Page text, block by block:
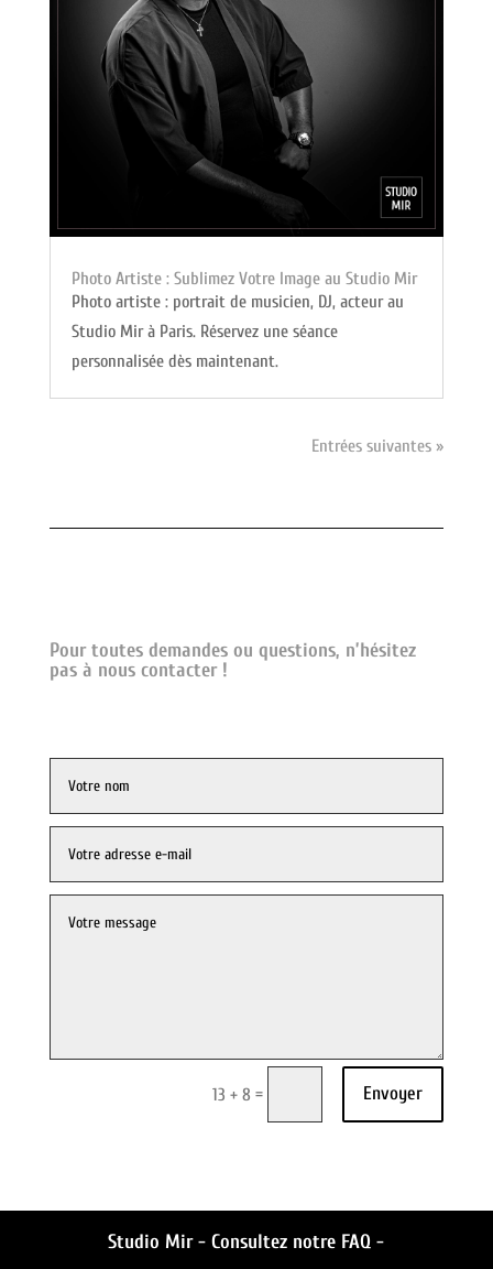
Photo Artiste : Sublimez Votre Image au Studio Mir
Photo artiste : portrait de musicien, DJ, acteur au
Studio Mir à Paris. Réservez une séance
personnalisée dès maintenant.
Entrées suivantes »
Pour toutes demandes ou questions, n’hésitez
pas à nous contacter !
13 + 8 = Envoyer
Studio Mir -Consultez notre FAQ -